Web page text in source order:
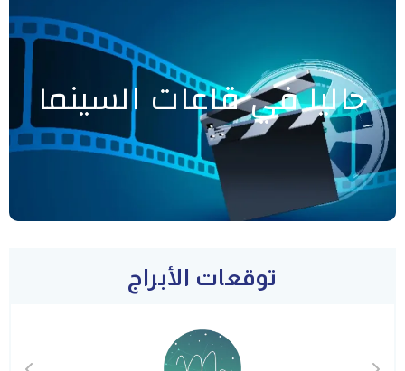
حاليا في قاعات السينما
توقعات الأبراج